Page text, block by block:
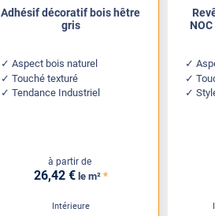
Adhésif décoratif bois hêtre
gris
Aspect bois naturel
Touché texturé
Tendance Industriel
à partir de
26,42 € le m² *
Intérieure